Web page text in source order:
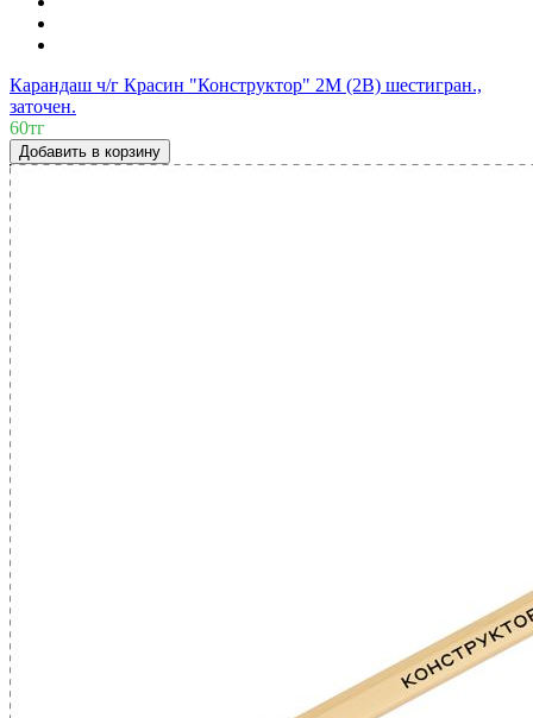
Карандаш ч/г Красин "Конструктор" 2М (2B) шестигран.,
заточен.
60тг
Добавить в корзину